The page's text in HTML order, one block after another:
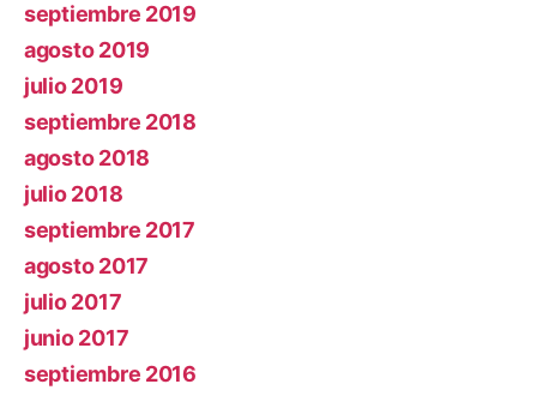
septiembre 2019
agosto 2019
julio 2019
septiembre 2018
agosto 2018
julio 2018
septiembre 2017
agosto 2017
julio 2017
junio 2017
septiembre 2016